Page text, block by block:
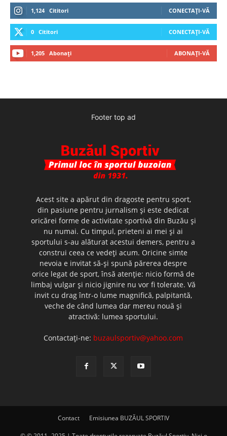
1,124 Cititori CONECTAȚI-VĂ
0 Cititori CONECTAȚI-VĂ
1,205 Abonați ABONAȚI-VĂ
Footer top ad
Acest site a apărut din dragoste pentru sport,
din pasiune pentru jurnalism şi este dedicat
oricărei forme de activitate sportivă din Buzău şi
nu numai. Cu timpul, prieteni ai mei şi ai
sportului s-au alăturat acestui demers, pentru a
construi ceea ce vedeţi acum. Oricine simte
nevoia e invitat să-şi spună părerea despre
orice legat de sport, însă atenţie: nicio formă de
limbaj vulgar şi nicio jignire nu vor fi tolerate. Vă
invit cu drag într-o lume magnifică, palpitantă,
veche de când lumea dar mereu nouă şi
atractivă: lumea sportului.
Contactați-ne: buzaulsportiv@yahoo.com
Contact Emisiunea BUZĂUL SPORTIV